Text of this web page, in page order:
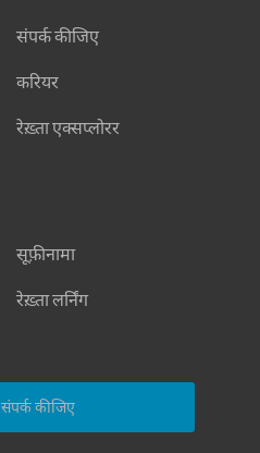
संपर्क कीजिए
करियर
रेख़्ता एक्सप्लोरर
सूफ़ीनामा
रेख़्ता लर्निंग
संपर्क कीजिए